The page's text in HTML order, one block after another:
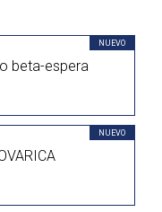
NUEVO
beta-espera
NUEVO